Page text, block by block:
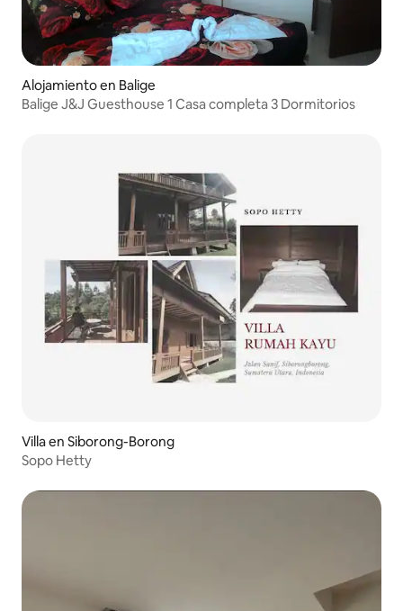
Alojamiento en Balige
Balige J&J Guesthouse 1 Casa completa 3 Dormitorios
Villa en Siborong-Borong
Sopo Hetty